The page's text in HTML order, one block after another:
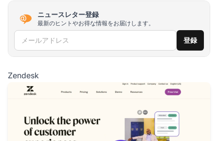
ニュースレター登録
最新のヒントやお得な情報をお届けします。
メールアドレス 登録
Zendesk